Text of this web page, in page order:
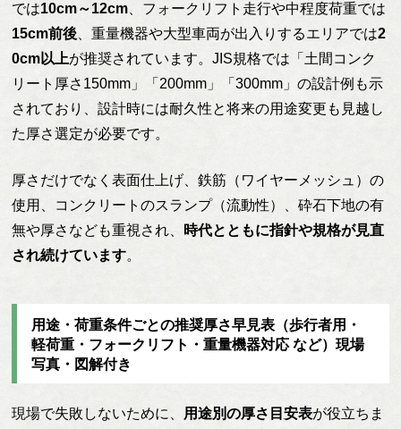
では10cm～12cm、フォークリフト走行や中程度荷重では
15cm前後、重量機器や大型車両が出入りするエリアでは2
0cm以上が推奨されています。JIS規格では「土間コンク
リート厚さ150mm」「200mm」「300mm」の設計例も示
されており、設計時には耐久性と将来の用途変更も見越し
た厚さ選定が必要です。
厚さだけでなく表面仕上げ、鉄筋（ワイヤーメッシュ）の
使用、コンクリートのスランプ（流動性）、砕石下地の有
無や厚さなども重視され、 時代とともに指針や規格が見直
され続けています。
用途・荷重条件ごとの推奨厚さ早見表（歩行者用・
軽荷重・フォークリフト・重量機器対応 など）現場
写真・図解付き
現場で失敗しないために、 用途別の厚さ目安表が役立ちま